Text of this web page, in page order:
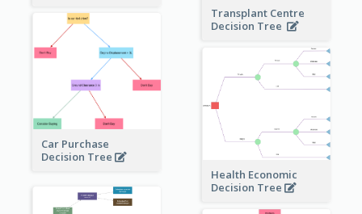
Transplant Centre
Decision Tree
Car Purchase
Decision Tree
Health Economic
Decision Tree